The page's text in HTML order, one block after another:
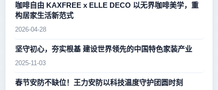
咖啡自由 KAXFREE x ELLE DECO 以无界咖啡美学，重
构居家生活新范式
2026-04-28
坚守初心，夯实根基 建设世界领先的中国特色家装产业
2025-11-03
春节安防不缺位！王力安防以科技温度守护团圆时刻